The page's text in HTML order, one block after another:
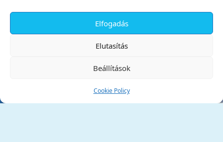
Elfogadás
Elutasítás
Beállítások
Cookie Policy
Tata Város Önkormányzata
✕